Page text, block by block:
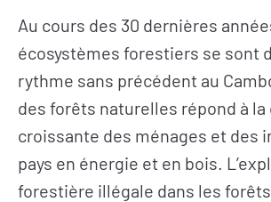
Au cours des 30 dernières
écosystèmes forestiers se sont
rythme sans précédent au
des forêts naturelles répond à la
croissante des ménages et des
pays en énergie et en bois.
forestière illégale dans les